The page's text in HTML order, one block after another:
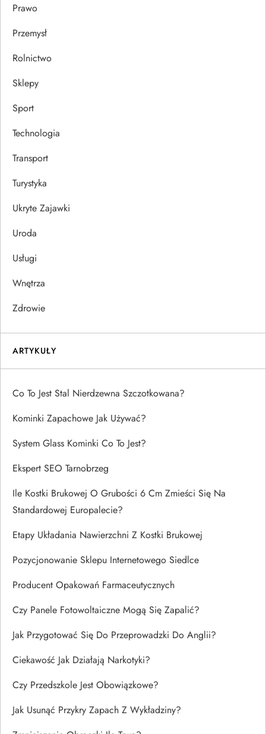
Prawo
Przemysł
Rolnictwo
Sklepy
Sport
Technologia
Transport
Turystyka
Ukryte Zajawki
Uroda
Usługi
Wnętrza
Zdrowie
ARTYKUŁY
Co To Jest Stal Nierdzewna Szczotkowana?
Kominki Zapachowe Jak Używać?
System Glass Kominki Co To Jest?
Ekspert SEO Tarnobrzeg
Ile Kostki Brukowej O Grubości 6 Cm Zmieści Się Na
Standardowej Europalecie?
Etapy Układania Nawierzchni Z Kostki Brukowej
Pozycjonowanie Sklepu Internetowego Siedlce
Producent Opakowań Farmaceutycznych
Czy Panele Fotowoltaiczne Mogą Się Zapalić?
Jak Przygotować Się Do Przeprowadzki Do Anglii?
Ciekawość Jak Działają Narkotyki?
Czy Przedszkole Jest Obowiązkowe?
Jak Usunąć Przykry Zapach Z Wykładziny?